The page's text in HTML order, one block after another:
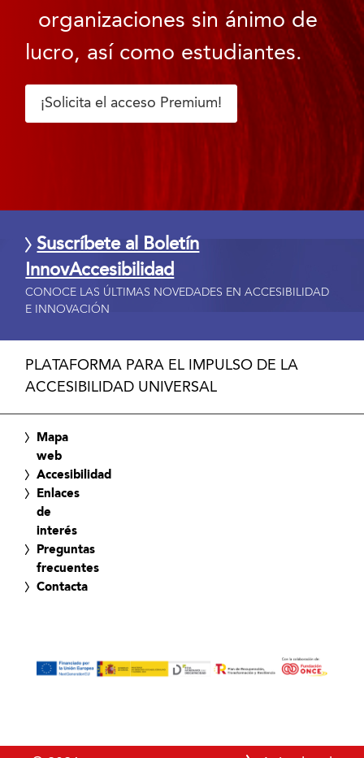
organizaciones sin ánimo de
lucro, así como estudiantes.
¡Solicita el acceso Premium!
Suscríbete al Boletín
InnovAccesibilidad
CONOCE LAS ÚLTIMAS NOVEDADES EN ACCESIBILIDAD
E INNOVACIÓN
PLATAFORMA PARA EL IMPULSO DE LA
ACCESIBILIDAD UNIVERSAL
Mapa
web
Accesibilidad
Enlaces
de
interés
Preguntas
frecuentes
Contacta